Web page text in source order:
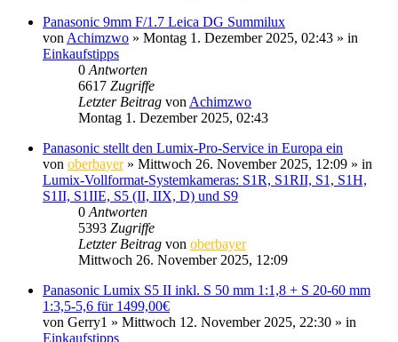
Panasonic 9mm F/1.7 Leica DG Summilux
von Achimzwo » Montag 1. Dezember 2025, 02:43 » in
Einkaufstipps
0 Antworten
6617 Zugriffe
Letzter Beitrag von Achimzwo
Montag 1. Dezember 2025, 02:43
Panasonic stellt den Lumix-Pro-Service in Europa ein
von oberbayer» Mittwoch 26. November 2025, 12:09 » in
Lumix-Vollformat-Systemkameras: S1R, S1RII, S1, S1H,
S1II, S1IIE, S5 (II, IIX, D) und S9
0 Antworten
5393 Zugriffe
Letzter Beitrag von oberbayer
Mittwoch 26. November 2025, 12:09
Panasonic Lumix S5 II inkl. S 50 mm 1:1,8 + S 20-60 mm
1:3,5-5,6 für 1499,00€
von Gerry1 » Mittwoch 12. November 2025, 22:30 » in
Einkaufstipps